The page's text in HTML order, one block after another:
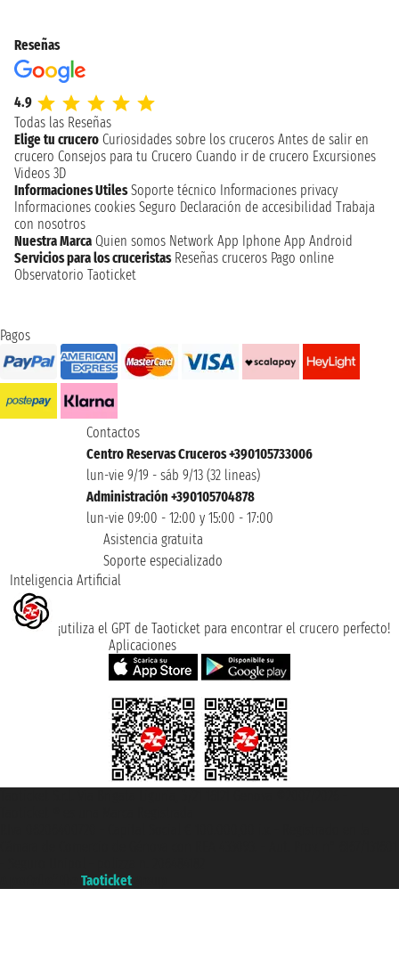
Reseñas
4.9
Todas las Reseñas
Elige tu crucero Curiosidades sobre los cruceros Antes de salir en
crucero Consejos para tu Crucero Cuando ir de crucero Excursiones
Videos 3D
Informaciones Utiles Soporte técnico Informaciones privacy
Informaciones cookies Seguro Declaración de accesibilidad Trabaja
con nosotros
Nuestra Marca Quien somos Network App Iphone App Android
Servicios para los cruceristas Reseñas cruceros Pago online
Observatorio Taoticket
Pagos
Contactos
Centro Reservas Cruceros +390105733006
lun-vie 9/19 - sáb 9/13 (32 lineas)
Administración +390105704878
lun-vie 09:00 - 12:00 y 15:00 - 17:00
Asistencia gratuita
Soporte especializado
Inteligencia Artificial
¡utiliza el GPT de Taoticket para encontrar el crucero perfecto!
Aplicaciones
Taoticket